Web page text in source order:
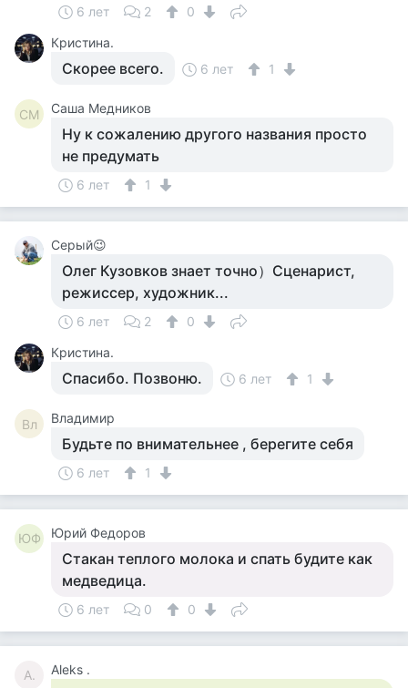
6 лет 2
0
Кристина.
Скорее всего. 6 лет 1
СМ Саша Медников
Ну к сожалению другого названия просто
не предумать
6 лет 1
Серый😉
Олег Кузовков знает точно）Сценарист,
режиссер, художник...
6 лет 2
0
Кристина.
Спасибо. Позвоню. 6 лет 1
Вл Владимир
Будьте по внимательнее , берегите себя
6 лет 1
ЮФ Юрий Федоров
Стакан теплого молока и спать будите как
медведица.
6 лет 0 0
A. Aleks .